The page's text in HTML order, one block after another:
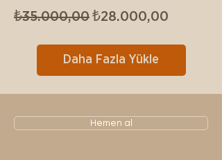
Normal Fiyat
₺35.000,00İndirimli Fiyat
₺28.000,00
Daha Fazla Yükle
Hemen al